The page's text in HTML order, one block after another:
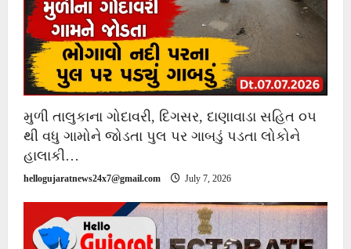
મુળી તાલુકાના ગોદાવરી, દિગસર, દાણાવાડા સહિત ૦૫
થી વધુ ગામોને જોડતા પુલ પર ગાબડું પડતા લોકોને
હાલાકી…
hellogujaratnews24x7@gmail.com July 7, 2026